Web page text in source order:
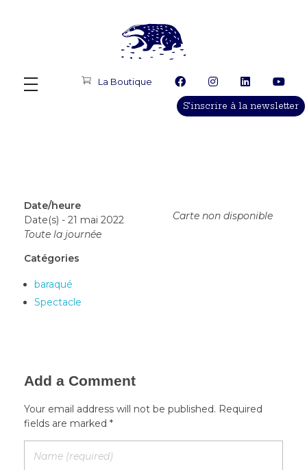
La Boutique
S'inscrire à la newsletter
Carte non disponible
Date/heure
Date(s) - 21 mai 2022
Toute la journée
Catégories
baraqué
Spectacle
Add a Comment
Your email address will not be published. Required
fields are marked *